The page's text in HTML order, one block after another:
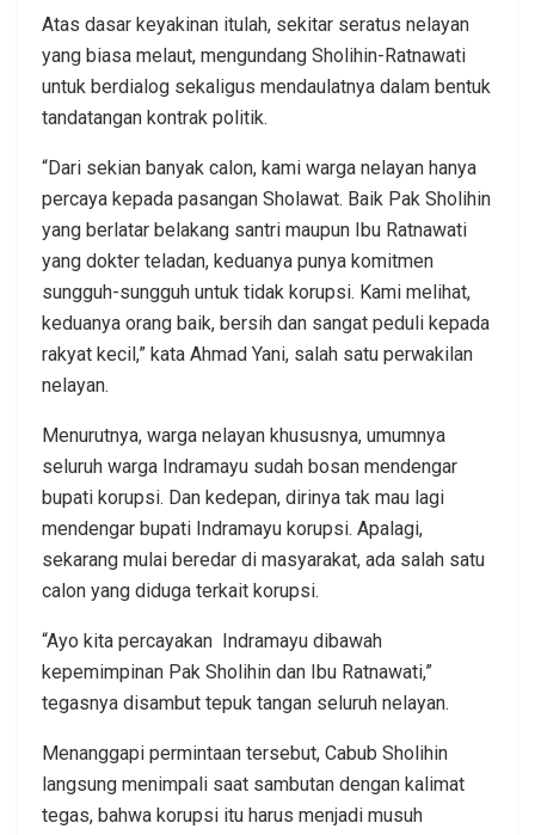
Atas dasar keyakinan itulah, sekitar seratus nelayan
yang biasa melaut, mengundang Sholihin-Ratnawati
untuk berdialog sekaligus mendaulatnya dalam bentuk
tandatangan kontrak politik.
“Dari sekian banyak calon, kami warga nelayan hanya
percaya kepada pasangan Sholawat. Baik Pak Sholihin
yang berlatar belakang santri maupun Ibu Ratnawati
yang dokter teladan, keduanya punya komitmen
sungguh-sungguh untuk tidak korupsi. Kami melihat,
keduanya orang baik, bersih dan sangat peduli kepada
rakyat kecil,” kata Ahmad Yani, salah satu perwakilan
nelayan.
Menurutnya, warga nelayan khususnya, umumnya
seluruh warga Indramayu sudah bosan mendengar
bupati korupsi. Dan kedepan, dirinya tak mau lagi
mendengar bupati Indramayu korupsi. Apalagi,
sekarang mulai beredar di masyarakat, ada salah satu
calon yang diduga terkait korupsi.
“Ayo kita percayakan Indramayu dibawah
kepemimpinan Pak Sholihin dan Ibu Ratnawati,”
tegasnya disambut tepuk tangan seluruh nelayan.
Menanggapi permintaan tersebut, Cabub Sholihin
langsung menimpali saat sambutan dengan kalimat
tegas, bahwa korupsi itu harus menjadi musuh